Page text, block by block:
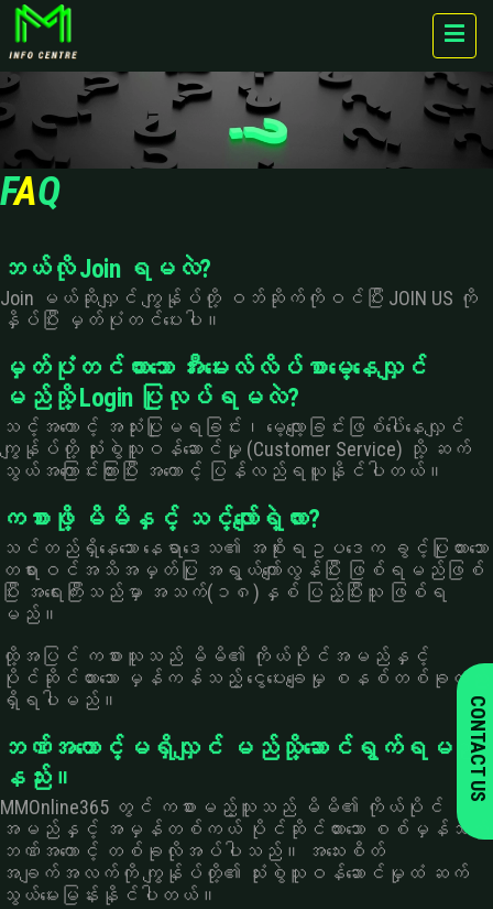
FAQ
ဘယ်လို Join ရမလဲ?
Join မယ်ဆိုလျှင် ကျွနု်ပ်တို့ ဝဘ်ဆိုက်ကိုဝင်ပြီး JOIN US ကို
နှိပ်ပြီး မှတ်ပုံတင်ပေးပါ။
မှတ်ပုံတင်ထားသော အီးမေးလ်လိပ်စာမေ့နေလျှင်
မည်သို့ Login ပြုလုပ်ရမလဲ?
သင့်အကောင့် အသုံးပြုမရခြင်း၊ မေ့လျော့ခြင်းဖြစ်ပေါ်နေလျှင်
ကျွန်ုပ်တို့ သုံးစွဲသူဝန်ဆောင်မှု (Customer Service) သို့ ဆက်
သွယ်အကြောင်းကြားပြီး အကောင့် ပြန်လည်ရယူနိုင်ပါတယ်။
ကစားဖို့ မိမိနှင့် သင့်လျော်ရဲ့လား?
သင်တည်ရှိနေသော နေရာဒေသ၏ အစိုးရဥပဒေက ခွင့်ပြုထားသော
တရားဝင်အသိအမှတ်ပြု အရွယ်ကျော်လွန်ပြီး ဖြစ်ရမည်ဖြစ်
ပြီး အရေးကြီးသည်မှာ အသက်(၁၈)နှစ် ပြည့်ပြီးသူ ဖြစ်ရ
မည်။
ထို့အပြင် ကစားသူသည် မိမိ၏ ကိုယ်ပိုင်အမည်နှင့်
ပိုင်ဆိုင်ထားသော မှန်ကန်သည့် ငွေပေးချေမှု စနစ်တစ်ခုလည်း
ရှိရပါမည်။
ဘဏ်အကောင့်မရှိလျှင် မည်သို့ဆောင်ရွက်ရမည်
နည်း။
MMOnline365 တွင် ကစားမည့်သူသည် မိမိ၏ ကိုယ်ပိုင်
အမည်နှင့် အမှန်တစ်ကယ် ပိုင်ဆိုင်ထားသော စစ်မှန်သည့်
ဘဏ်အကောင့် တစ်ခုလိုအပ်ပါသည်။ အသေးစိတ်
အချက်အလက်ကို ကျွနု်ပ်တို့၏ သုံးစွဲသူဝန်ဆောင်မှုထံ ဆက်
သွယ်မေးမြန်းနိုင်ပါတယ်။
CONTACT US